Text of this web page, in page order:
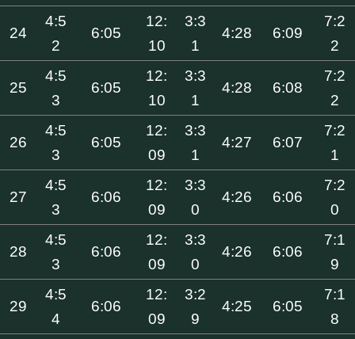
24
4:5
2
6:05
12:
10
3:3
1
4:28 6:09
7:2
2
25
4:5
3
6:05
12:
10
3:3
1
4:28 6:08
7:2
2
26
4:5
3
6:05
12:
09
3:3
1
4:27 6:07
7:2
1
27
4:5
3
6:06
12:
09
3:3
0
4:26 6:06
7:2
0
28
4:5
3
6:06
12:
09
3:3
0
4:26 6:06
7:1
9
29
4:5
4
6:06
12:
09
3:2
9
4:25 6:05
7:1
8